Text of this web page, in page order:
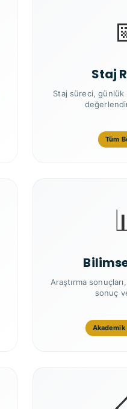
Staj
Staj süreci, günlük
Tüm
Araştırma
sonuç
Akademik